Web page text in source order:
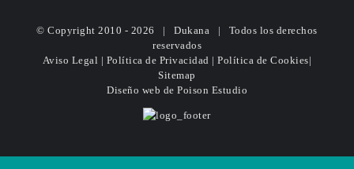
© Copyright 2010 - 2026 | Dukana | Todos los derechos
reservados
Aviso Legal | Política de Privacidad |Política de Cookies|
Sitemap
Diseño web de Poison Estudio